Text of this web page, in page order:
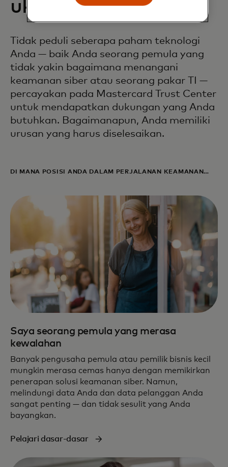
ukuran
Tidak peduli seberapa paham teknologi
Anda — baik Anda seorang pemula yang
tidak yakin bagaimana menangani
keamanan siber atau seorang pakar TI —
percayakan pada Mastercard Trust Center
untuk mendapatkan dukungan yang Anda
butuhkan. Bagaimanapun, Anda memiliki
urusan yang harus diselesaikan.
DI MANA POSISI ANDA DALAM PERJALANAN KEAMANAN
Saya seorang pemula yang merasa
kewalahan
Banyak pengusaha pemula atau pemilik bisnis kecil
mungkin merasa cemas hanya dengan memikirkan
penerapan solusi keamanan siber. Namun,
melindungi data Anda dan data pelanggan Anda
sangat penting — dan tidak sesulit yang Anda
bayangkan.
Pelajari dasar-dasar